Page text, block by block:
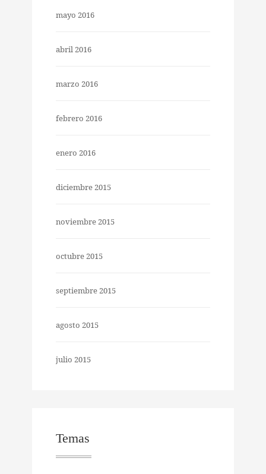
mayo 2016
abril 2016
marzo 2016
febrero 2016
enero 2016
diciembre 2015
noviembre 2015
octubre 2015
septiembre 2015
agosto 2015
julio 2015
Temas